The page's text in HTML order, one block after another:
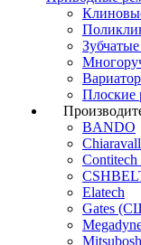
Плоские
BANDO
Elatech
Gates